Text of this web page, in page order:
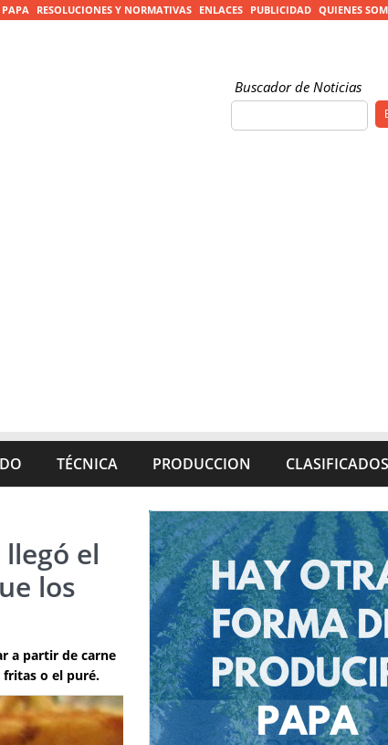
PAPA RESOLUCIONES Y NORMATIVAS ENLACES PUBLICIDAD QUIENES
Buscador de Noticias
TÉCNICA PRODUCCION CLASIFICADOS
el
los
a partir de carne
fritas o el puré.